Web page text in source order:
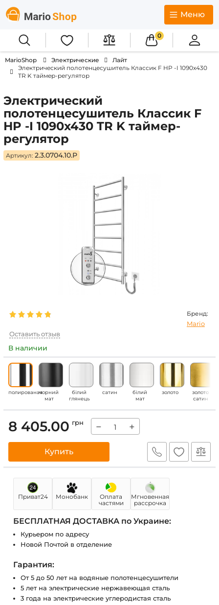
Меню
0
MarioShop Электрические
Лайт
Электрический полотенцесушитель Классик F HP -I 1090x430
TR K таймер-регулятор
Электрический
полотенцесушитель Классик F
HP -I 1090x430 TR K таймер-
регулятор
Артикул: 2.3.0704.10.Р
Бренд:
Mario
Оставить отзыв
В наличии
полированаячорний
мат
білий
глянець
сатин
білий
мат
золото
золото
сатин
8 405.00 грн − +
Купить
Приват24 Монобанк
Оплата
частями
Мгновенная
рассрочка
БЕСПЛАТНАЯ ДОСТАВКА по Украине:
Курьером по адресу
Новой Почтой в отделение
Гарантия:
От 5 до 50 лет на водяные полотенцесушители
5 лет на электрические нержавеющая сталь
3 года на электрические углеродистая сталь